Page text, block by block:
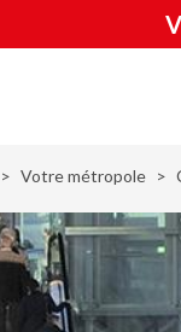
Votre métropole